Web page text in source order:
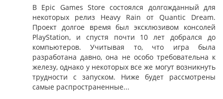
В Epic Games Store состоялся долгожданный для
некоторых релиз Heavy Rain от Quantic Dream.
Проект долгое время был эксклюзивом консолей
PlayStation, и спустя почти 10 лет добрался до
компьютеров. Учитывая то, что игра была
разработана давно, она не особо требовательна к
железу, однако у некоторых все же могут возникнуть
трудности с запуском. Ниже будет рассмотрены
самые распространенные...